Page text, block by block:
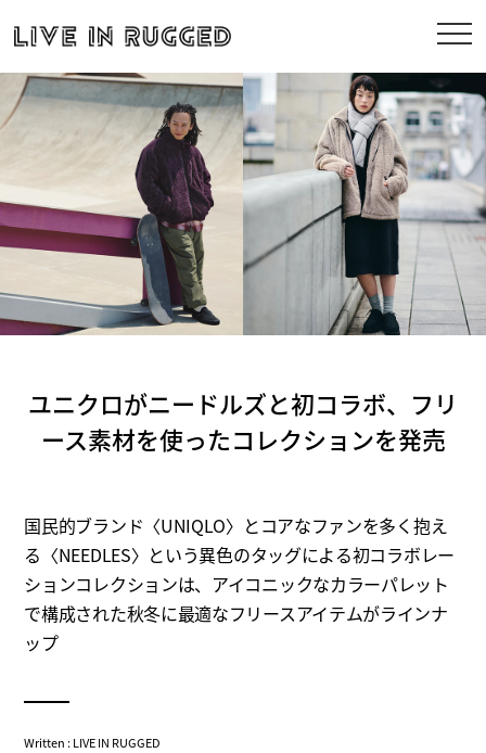
ユニクロがニードルズと初コラボ、フリ
ース素材を使ったコレクションを発売
国民的ブランド〈UNIQLO〉とコアなファンを多く抱え
る〈NEEDLES〉という異色のタッグによる初コラボレー
ションコレクションは、アイコニックなカラーパレット
で構成された秋冬に最適なフリースアイテムがラインナ
ップ
Written : LIVE IN RUGGED